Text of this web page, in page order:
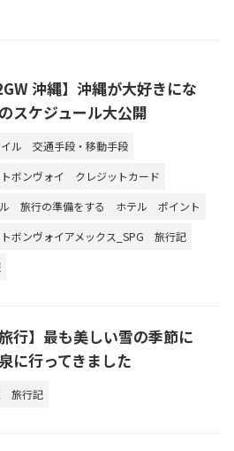
沖縄】沖縄が大好きにな
スケジュール大公開
ル
交通手段・移動手段
ボンヴォイ
クレジットカード
旅行の準備をする ホテル
ポイント
ボンヴォイアメックス_SPG
旅行記
旅行】最も美しい雪の季節に
に行ってきました
旅行記